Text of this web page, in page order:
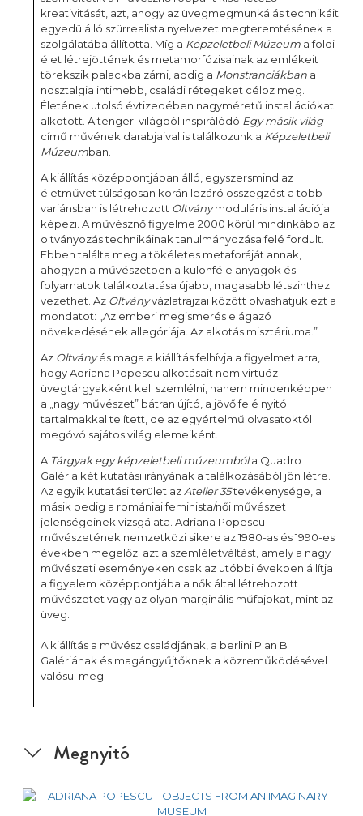
kreativitását, azt, ahogy az üvegmegmunkálás technikáit
egyedülálló szürrealista nyelvezet megteremtésének a
szolgálatába állította. Míg a Képzeletbeli Múzeum a földi
élet létrejöttének és metamorfózisainak az emlékeit
törekszik palackba zárni, addig a Monstranciákban a
nosztalgia intimebb, családi rétegeket céloz meg.
Életének utolsó évtizedében nagyméretű installációkat
alkotott. A tengeri világból inspirálódó Egy másik világ
című művének darabjaival is találkozunk a Képzeletbeli
Múzeumban.
A kiállítás középpontjában álló, egyszersmind az
életművet túlságosan korán lezáró összegzést a több
variánsban is létrehozott Oltványmoduláris installációja
képezi. A művésznő figyelme 2000 körül mindinkább az
oltványozás technikáinak tanulmányozása felé fordult.
Ebben találta meg a tökéletes metaforáját annak,
ahogyan a művészetben a különféle anyagok és
folyamatok találkoztatása újabb, magasabb létszinthez
vezethet. Az Oltványvázlatrajzai között olvashatjuk ezt a
mondatot: „Az emberi megismerés elágazó
növekedésének allegóriája. Az alkotás misztériuma.”
Az Oltványés maga a kiállítás felhívja a figyelmet arra,
hogy Adriana Popescu alkotásait nem virtuóz
üvegtárgyakként kell szemlélni, hanem mindenképpen
a „nagy művészet” bátran újító, a jövő felé nyitó
tartalmakkal telített, de az egyértelmű olvasatoktól
megóvó sajátos világ elemeiként.
A Tárgyak egy képzeletbeli múzeumbóla Quadro
Galéria két kutatási irányának a találkozásából jön létre.
Az egyik kutatási terület az Atelier 35tevékenysége, a
másik pedig a romániai feminista/női művészet
jelenségeinek vizsgálata. Adriana Popescu
művészetének nemzetközi sikere az 1980-as és 1990-es
években megelőzi azt a szemléletváltást, amely a nagy
művészeti eseményeken csak az utóbbi években állítja
a figyelem középpontjába a nők által létrehozott
művészetet vagy az olyan marginális műfajokat, mint az
üveg.
A kiállítás a művész családjának, a berlini Plan B
Galériának és magángyűjtőknek a közreműködésével
valósul meg.
Megnyitó